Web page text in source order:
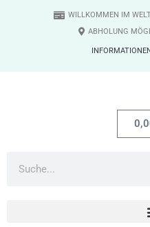
WILLKOMMEN IM
ABHOLUNG